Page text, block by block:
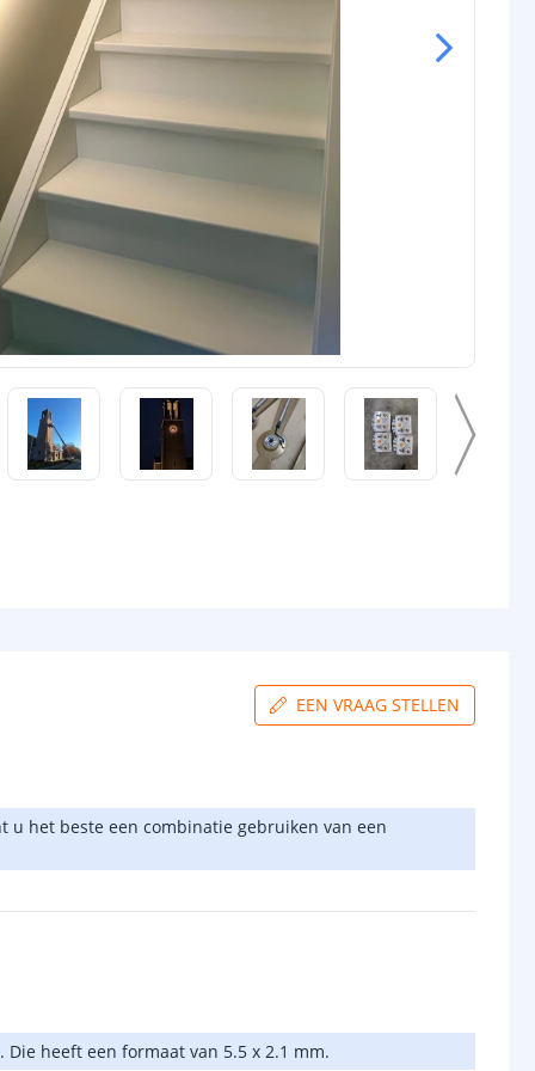
EEN VRAAG STELLEN
het beste een combinatie gebruiken van een
. Die heeft een formaat van 5.5 x 2.1 mm.